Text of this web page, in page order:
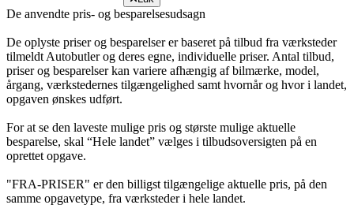
De anvendte pris- og besparelsesudsagn
De oplyste priser og besparelser er baseret på tilbud fra værksteder
tilmeldt Autobutler og deres egne, individuelle priser. Antal tilbud,
priser og besparelser kan variere afhængig af bilmærke, model,
årgang, værkstedernes tilgængelighed samt hvornår og hvor i landet,
opgaven ønskes udført.
For at se den laveste mulige pris og største mulige aktuelle
besparelse, skal “Hele landet” vælges i tilbudsoversigten på en
oprettet opgave.
"FRA-PRISER" er den billigst tilgængelige aktuelle pris, på den
samme opgavetype, fra værksteder i hele landet.